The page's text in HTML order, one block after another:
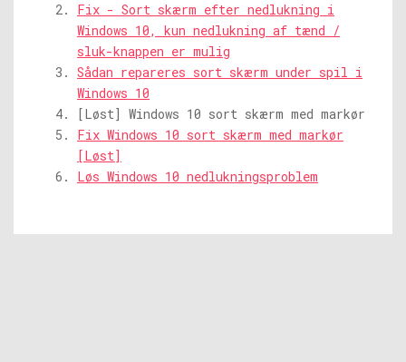
Fix - Sort skærm efter nedlukning i
Windows 10, kun nedlukning af tænd /
sluk-knappen er mulig
Sådan repareres sort skærm under spil i
Windows 10
[Løst] Windows 10 sort skærm med markør
Fix Windows 10 sort skærm med markør
[Løst]
Løs Windows 10 nedlukningsproblem